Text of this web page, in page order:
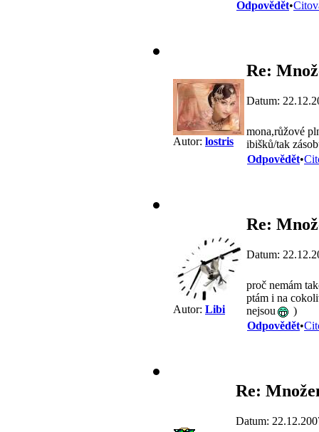
Odpovědět•
Autor: lostris
Re:
Datum:
mona,růžové
ibišků/tak
Odpovědět•
Autor: Libi
Re:
Datum:
proč nemám
ptám i na
nejsou
)
Odpovědět•
Re:
Datum: